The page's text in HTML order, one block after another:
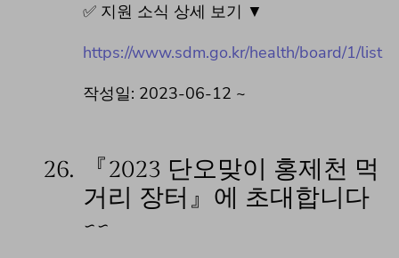
✅ 지원 소식 상세 보기 ▼
https://www.sdm.go.kr/health/board/1/list
작성일: 2023-06-12 ~
26.
『2023 단오맞이 홍제천 먹
거리 장터』에 초대합니다
~~